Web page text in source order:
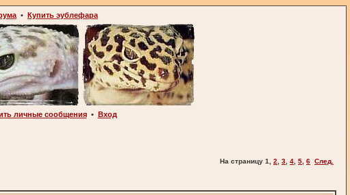
• Купить эублефара
личные сообщения• Вход
На страницу 1 2 3 4 5 6 След.